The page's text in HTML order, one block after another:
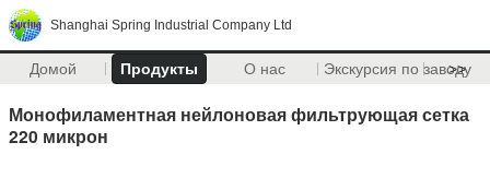
Shanghai Spring Industrial Company Ltd
Домой Продукты О нас Экскурсия по заводу
>>
Монофиламентная нейлоновая фильтрующая сетка
220 микрон